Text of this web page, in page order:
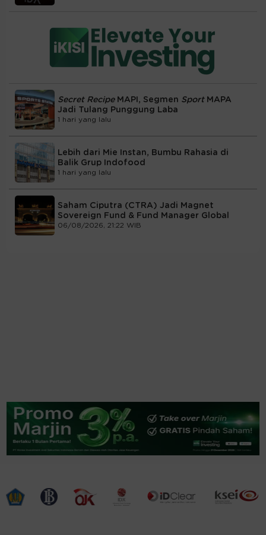
Secret RecipeMAPI, Segmen Sport MAPA
Jadi Tulang Punggung Laba
1 hari yang lalu
Lebih dari Mie Instan, Bumbu Rahasia di
Balik Grup Indofood
1 hari yang lalu
Saham Ciputra (CTRA) Jadi Magnet
Sovereign Fund & Fund Manager Global
06/08/2026, 21:22 WIB